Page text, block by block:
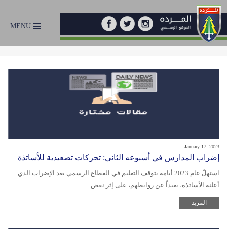
MENU
January 17, 2023
إضراب المدارس في أسبوعه الثاني: تحركات تصعيدية للأساتذة
استهلّ عام 2023 أيامه بتوقف التعليم في القطاع الرسمي بعد الإضراب الذي
أعلنه الأساتذة، بعيداً عن روابطهم، على إثر نفض…
المزيد